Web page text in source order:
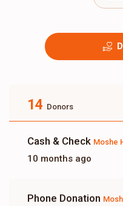
14 Donors
Cash & Check Moshe
10 months ago
Phone Donation